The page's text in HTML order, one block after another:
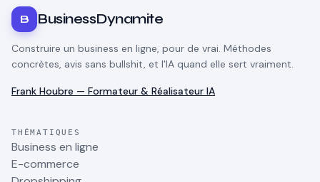
B BusinessDynamite
Construire un business en ligne, pour de vrai. Méthodes
concrètes, avis sans bullshit, et l'IA quand elle sert vraiment.
Frank Houbre — Formateur & Réalisateur IA
THÉMATIQUES
Business en ligne
E-commerce